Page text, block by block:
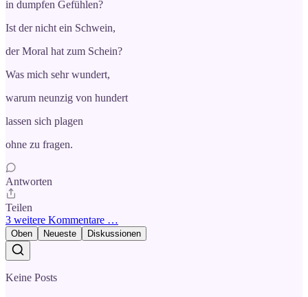
in dumpfen Gefühlen?
Ist der nicht ein Schwein,
der Moral hat zum Schein?
Was mich sehr wundert,
warum neunzig von hundert
lassen sich plagen
ohne zu fragen.
Antworten
Teilen
3 weitere Kommentare …
Oben Neueste Diskussionen
Keine Posts